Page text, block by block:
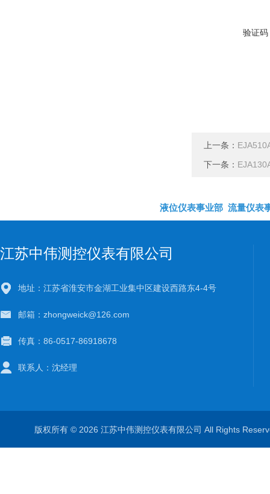
验证码
上一条：
下一条：
液位仪表事业部 流量仪表
江苏中伟测控仪表有限公司
地址：江苏省淮安市金湖工业集中区建设西路东4-4号
邮箱：zhongweick@126.com
传真：86-0517-86918678
联系人：沈经理
版权所有 © 2026 江苏中伟测控仪表有限公司 All Rights